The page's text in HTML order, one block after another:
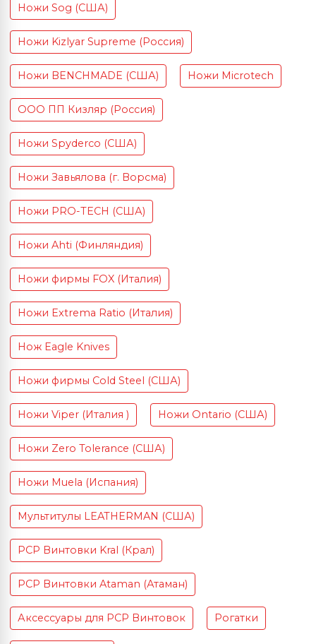
Ножи Sog (США)
Ножи Kizlyar Supreme (Россия)
Ножи BENCHMADE (США) Ножи Microtech
ООО ПП Кизляр (Россия)
Ножи Spyderco (США)
Ножи Завьялова (г. Ворсма)
Ножи PRO-TECH (США)
Ножи Ahti (Финляндия)
Ножи фирмы FOX (Италия)
Ножи Extrema Ratio (Италия)
Нож Eagle Knives
Ножи фирмы Cold Steel (США)
Ножи Viper (Италия ) Ножи Ontario (США)
Ножи Zero Tolerance (США)
Ножи Muela (Испания)
Мультитулы LEATHERMAN (США)
PCP Винтовки Kral (Крал)
PCP Винтовки Ataman (Атаман)
Аксессуары для PCP Винтовок Рогатки